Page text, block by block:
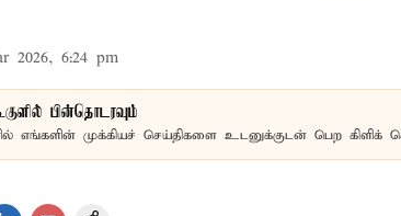
2026, 6:24 pm
பின்தொடரவும்
எங்களின் முக்கியச் செய்திகளை உடனுக்குடன் பெற கிளிக்